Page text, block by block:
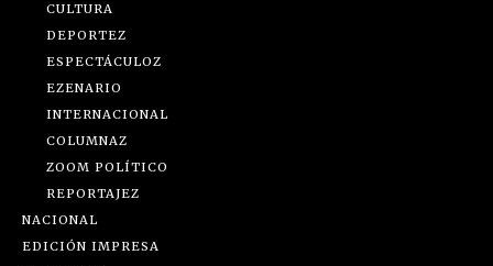
CULTURA
DEPORTEZ
ESPECTÁCULOZ
EZENARIO
INTERNACIONAL
COLUMNAZ
ZOOM POLÍTICO
REPORTAJEZ
NACIONAL
EDICIÓN IMPRESA